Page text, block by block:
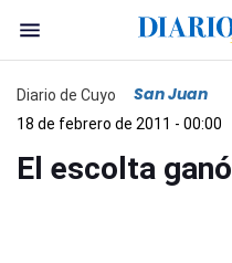
Diario de Cuyo San Juan
18 de febrero de 2011 - 00:00
El escolta ganó